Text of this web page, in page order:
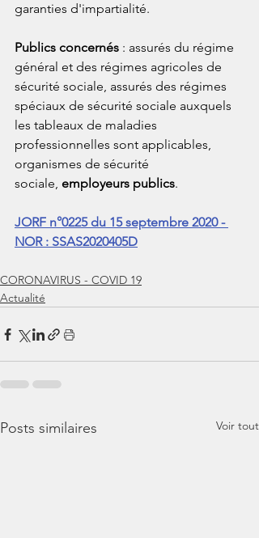
garanties d'impartialité.
Publics concernés : assurés du régime
général et des régimes agricoles de
sécurité sociale, assurés des régimes
spéciaux de sécurité sociale auxquels
les tableaux de maladies
professionnelles sont applicables,
organismes de sécurité
sociale, employeurs publics.
JORF n°0225 du 15 septembre 2020 -
NOR : SSAS2020405D
CORONAVIRUS - COVID 19
Actualité
Posts similaires Voir tout